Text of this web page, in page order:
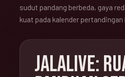
sudut pandang berbeda, gaya
kuat pada kalender pertandingan
JALALIVE: